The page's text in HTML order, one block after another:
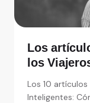
Los
los
extranjeras
Los 10
Inteligentes: Cómo pagar en México, entrevista a